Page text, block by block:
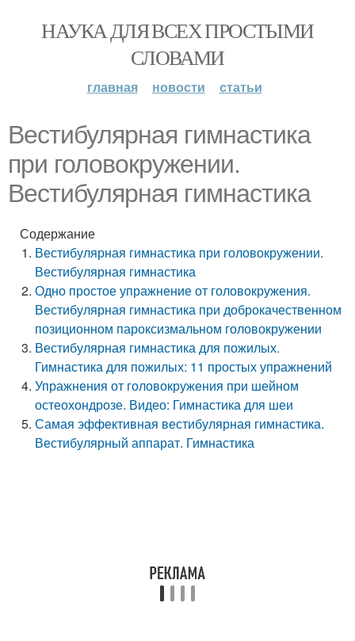
НАУКА ДЛЯ ВСЕХ ПРОСТЫМИ
СЛОВАМИ
главная новости статьи
Вестибулярная гимнастика
при головокружении.
Вестибулярная гимнастика
Содержание
Вестибулярная гимнастика при головокружении.
Вестибулярная гимнастика
Одно простое упражнение от головокружения.
Вестибулярная гимнастика при доброкачественном
позиционном пароксизмальном головокружении
Вестибулярная гимнастика для пожилых.
Гимнастика для пожилых: 11 простых упражнений
Упражнения от головокружения при шейном
остеохондрозе. Видео: Гимнастика для шеи
Самая эффективная вестибулярная гимнастика.
Вестибулярный аппарат. Гимнастика